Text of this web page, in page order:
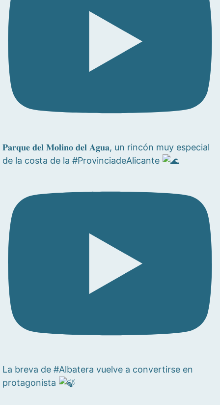
𝐏𝐚𝐫𝐪𝐮𝐞 𝐝𝐞𝐥 𝐌𝐨𝐥𝐢𝐧𝐨 𝐝𝐞𝐥 𝐀𝐠𝐮𝐚, un rincón muy especial
de la costa de la #ProvinciadeAlicante
La breva de #Albatera vuelve a convertirse en
protagonista